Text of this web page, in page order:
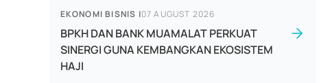
EKONOMI BISNIS |07 AUGUST 2026
BPKH DAN BANK MUAMALAT PERKUAT
SINERGI GUNA KEMBANGKAN EKOSISTEM
HAJI